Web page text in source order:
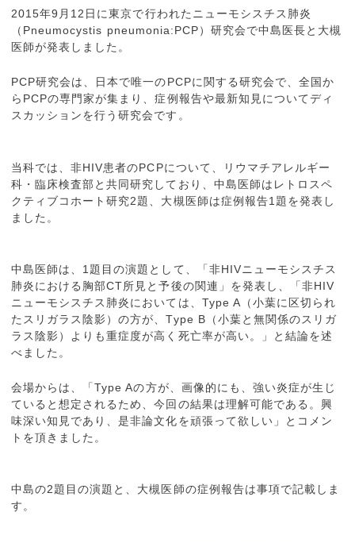
2015年9月12日に東京で行われたニューモシスチス肺炎
（Pneumocystis pneumonia:PCP）研究会で中島医長と大槻
医師が発表しました。
PCP研究会は、日本で唯一のPCPに関する研究会で、全国か
らPCPの専門家が集まり、症例報告や最新知見についてディ
スカッションを行う研究会です。
当科では、非HIV患者のPCPについて、リウマチアレルギー
科・臨床検査部と共同研究しており、中島医師はレトロスペ
クティブコホート研究2題、大槻医師は症例報告1題を発表し
ました。
中島医師は、1題目の演題として、「非HIVニューモシスチス
肺炎における胸部CT所見と予後の関連」を発表し、「非HIV
ニューモシスチス肺炎においては、Type A（小葉に区切られ
たスリガラス陰影）の方が、Type B（小葉と無関係のスリガ
ラス陰影）よりも重症度が高く死亡率が高い。」と結論を述
べました。
会場からは、「Type Aの方が、画像的にも、強い炎症が生じ
ていると想定されるため、今回の結果は理解可能である。興
味深い知見であり、是非論文化を頑張って欲しい」とコメン
トを頂きました。
中島の2題目の演題と、大槻医師の症例報告は事項で記載しま
す。